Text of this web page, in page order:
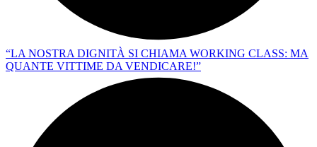
“LA NOSTRA DIGNITÀ SI CHIAMA WORKING CLASS: MA
QUANTE VITTIME DA VENDICARE!”